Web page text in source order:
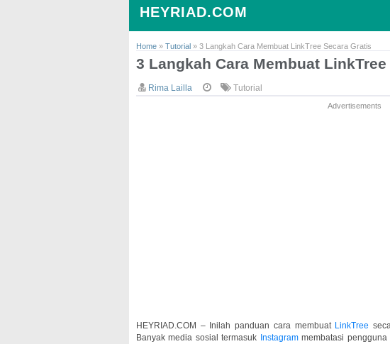
HEYRIAD.COM
Home » Tutorial » 3 Langkah Cara Membuat LinkTree Secara Gratis
3 Langkah Cara Membuat
Rima Lailla Tutorial
Advertisements
HEYRIAD.COM – Inilah panduan cara membuat LinkTree
Banyak media sosial termasuk Instagrammembatasi